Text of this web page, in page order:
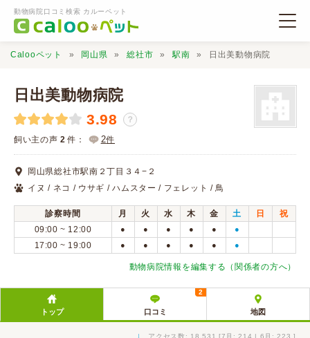
動物病院口コミ検索 カルーペット
動物病院検索
口コミ検索
Calooペットとは？
Calooペット 岡山県 総社市 駅南 日出美動物病院
日出美動物病院
3.98 ？
飼い主の声 2 件： 2件
岡山県総社市駅南２丁目３４−２
イヌ / ネコ / ウサギ / ハムスター / フェレット / 鳥
診察時間 月 火 水 木 金 土 日
祝
09:00 ~ 12:00
● ● ● ● ● ●
17:00 ~ 19:00 ● ● ● ● ● ●
動物病院情報を編集する（関係者の方へ）
トップ 口コミ
2
地図
↓ アクセス数: 18,531 [7月: 214 | 6月: 223 ]